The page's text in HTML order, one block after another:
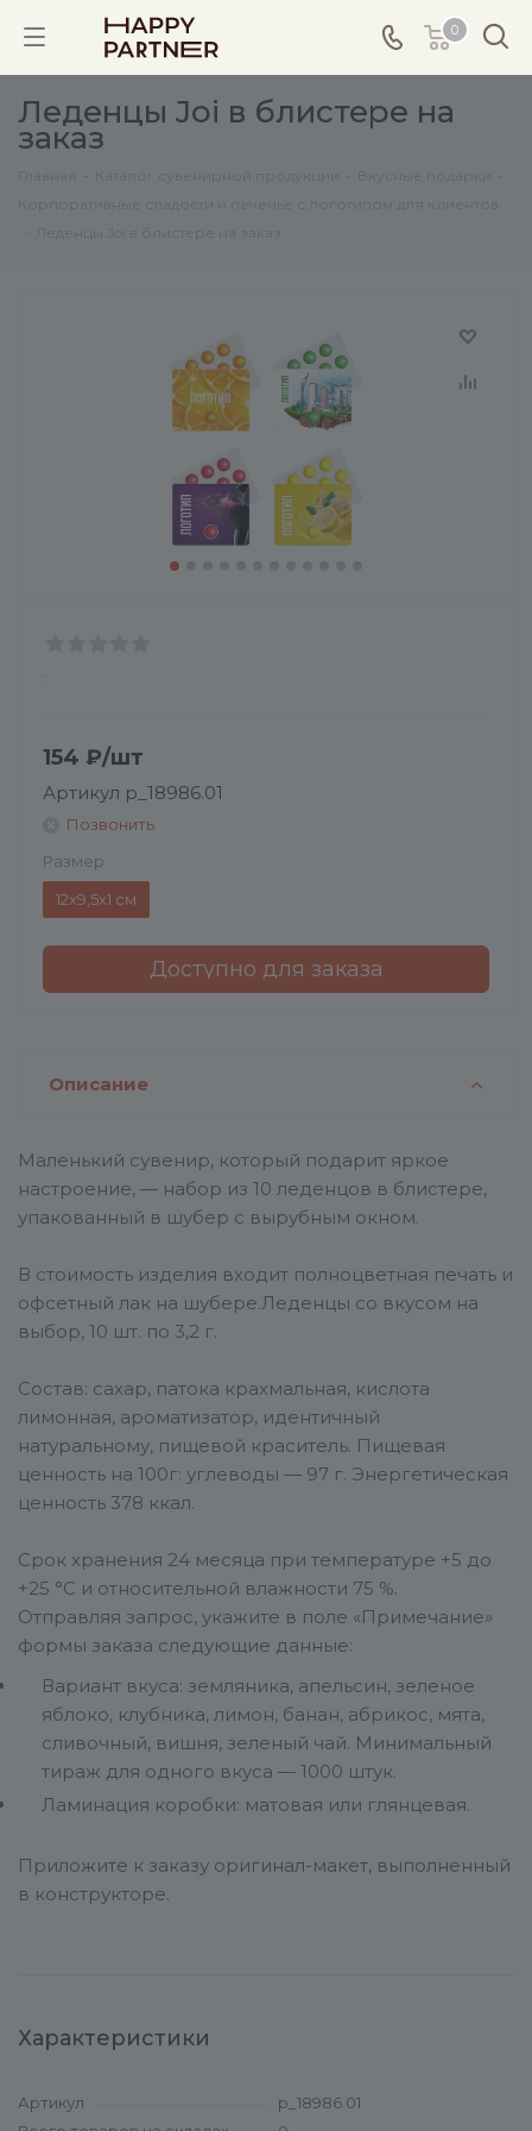
0
Леденцы Joi в блистере на
заказ
:
154 ₽/шт
Артикул p_18986.01
Позвонить
Размер
12х9,5х1 см
Доступно для заказа
Описание
Маленький сувенир, который подарит яркое
настроение, — набор из 10 леденцов в блистере,
упакованный в шубер с вырубным окном.
В стоимость изделия входит полноцветная печать и
офсетный лак на шубере.Леденцы со вкусом на
выбор, 10 шт. по 3,2 г.
Состав: сахар, патока крахмальная, кислота
лимонная, ароматизатор, идентичный
натуральному, пищевой краситель. Пищевая
ценность на 100г: углеводы — 97 г. Энергетическая
ценность 378 ккал.
Срок хранения 24 месяца при температуре +5 до
+25 °C и относительной влажности 75 %.
Отправляя запрос, укажите в поле «Примечание»
формы заказа следующие данные:
Вариант вкуса: земляника, апельсин, зеленое
яблоко, клубника, лимон, банан, абрикос, мята,
сливочный, вишня, зеленый чай. Минимальный
тираж для одного вкуса — 1000 штук.
Ламинация коробки: матовая или глянцевая.
Приложите к заказу оригинал-макет, выполненный
в конструкторе.
Характеристики
Артикул
p_18986.01